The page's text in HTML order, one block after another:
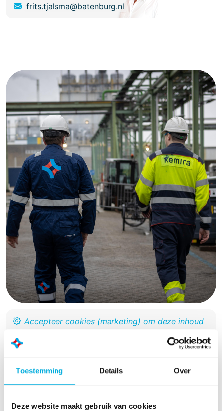
Toestemming Details Over
Deze website maakt gebruik van cookies
frits.tjalsma@batenburg.nl